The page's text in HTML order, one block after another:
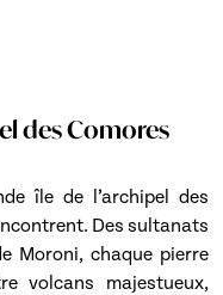
des Comores
île de l’archipel des
Des sultanats
Moroni, chaque pierre
volcans majestueux,